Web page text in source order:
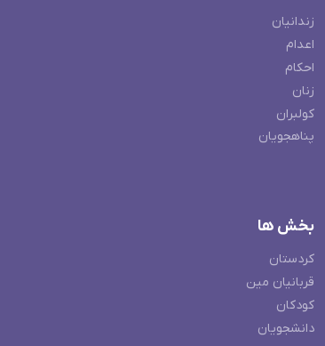
زندانیان
اعدام
احکام
زنان
کولبران
پناهجویان
بخش ها
کردستان
قربانیان مین
کودکان
دانشجویان